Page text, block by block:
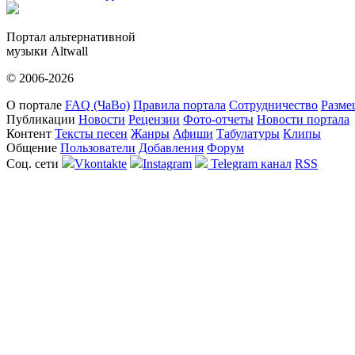
Портал альтернативной
музыки Altwall
© 2006-2026
О портале FAQ (ЧаВо) Правила портала Сотрудничество
Публикации Новости Рецензии Фото-отчеты Новости портала
Контент Тексты песен Жанры Афиши Табулатуры Клипы
Общение Пользователи Добавления Форум
Соц. сети
Vkontakte Instagram Telegram канал RSS